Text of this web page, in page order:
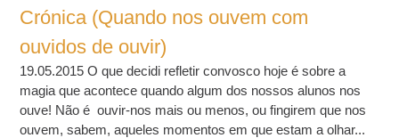
Crónica (Quando nos ouvem com
ouvidos de ouvir)
19.05.2015 O que decidi refletir convosco hoje é sobre a
magia que acontece quando algum dos nossos alunos nos
ouve! Não é ouvir-nos mais ou menos, ou fingirem que nos
ouvem, sabem, aqueles momentos em que estam a olhar...